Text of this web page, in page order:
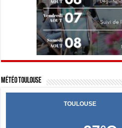
Météo Toulouse